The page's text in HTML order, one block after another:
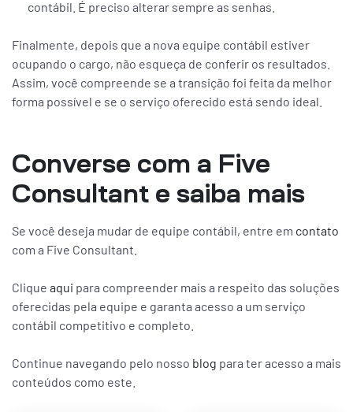
contábil. É preciso alterar sempre as senhas.
Finalmente, depois que a nova equipe contábil estiver
ocupando o cargo, não esqueça de conferir os resultados.
Assim, você compreende se a transição foi feita da melhor
forma possível e se o serviço oferecido está sendo ideal.
Converse com a Five
Consultant e saiba mais
Se você deseja mudar de equipe contábil, entre em contato
com a Five Consultant.
Clique aqui para compreender mais a respeito das soluções
oferecidas pela equipe e garanta acesso a um serviço
contábil competitivo e completo.
Continue navegando pelo nosso blog para ter acesso a mais
conteúdos como este.